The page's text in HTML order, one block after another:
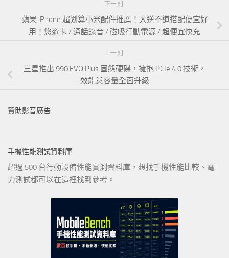
下一則
蘋果 iPhone 超划算小米配件推薦！大逆不道搭配便宜好
用！悠遊卡 / 通話錄音 / 磁吸行動電源 / 超便宜快充
上一則
三星推出 990 EVO Plus 固態硬碟，擁抱 PCIe 4.0 技術，
效能與容量全面升級
贊助影音廣告
手機性能測試資料庫
超過 500 台行動設備性能實測資料庫，想找手機性能比較、電
力測試都可以在這裡找到參考。